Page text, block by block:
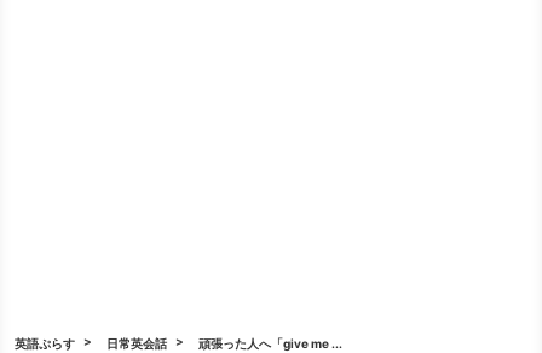
英語ぷらす 日常英会話 頑張った人へ「give me ...